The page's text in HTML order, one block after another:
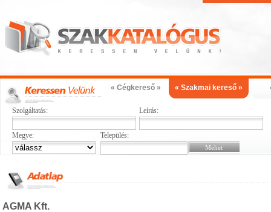
« Cégkereső » « Szakmai kereső »
Szolgáltatás: Leírás:
Megye: Település:
AGMA Kft.